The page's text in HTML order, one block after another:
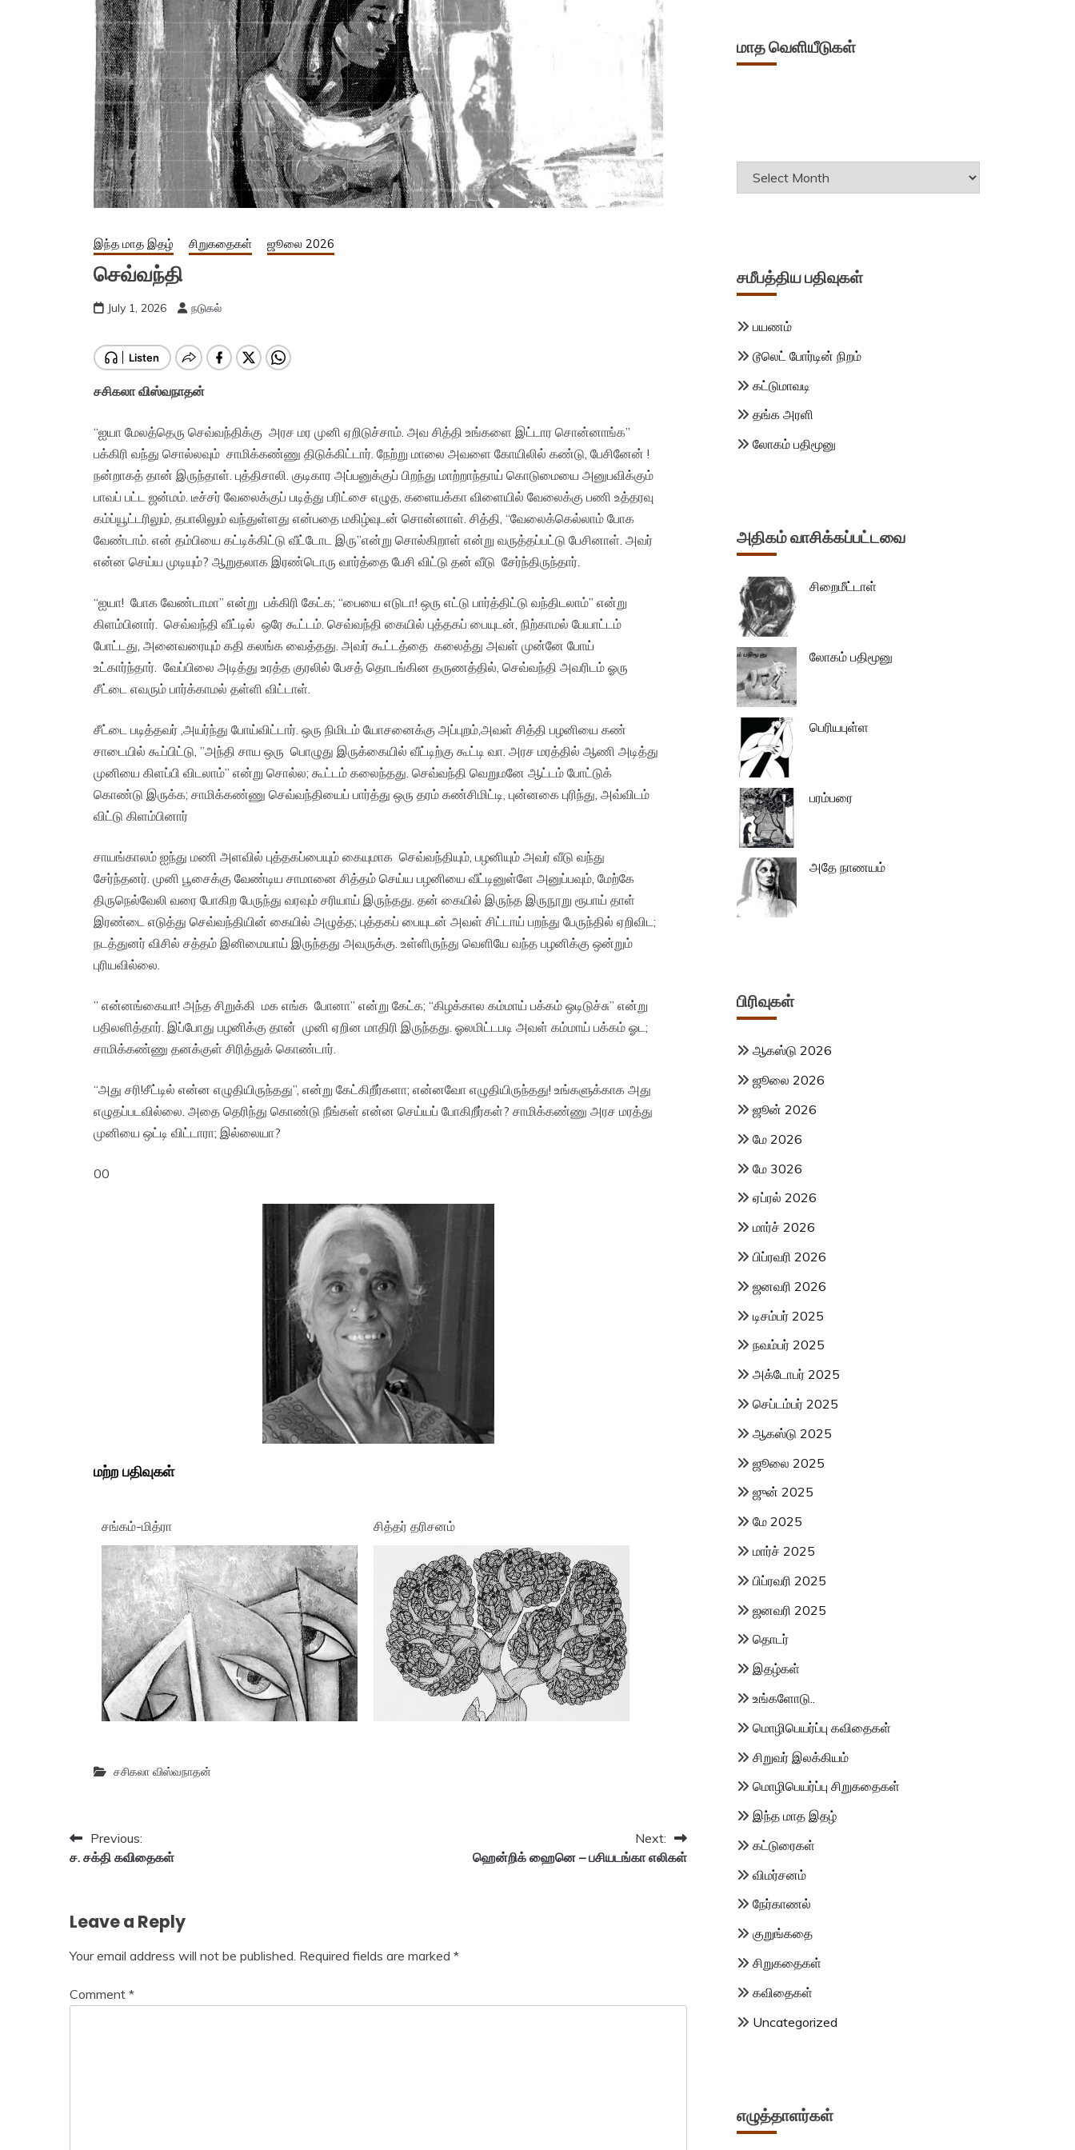
இந்த மாத இதழ் சிறுகதைகள் ஜூலை 2026
செவ்வந்தி
July 1, 2026 நடுகல்
சசிகலா விஸ்வநாதன்
“ஐயா மேலத்தெரு செவ்வந்திக்கு அரச மர முனி ஏறிடுச்சாம். அவ சித்தி உங்களை இட்டார சொன்னாங்க”
பக்கிரி வந்து சொல்லவும் சாமிக்கண்ணு திடுக்கிட்டார். நேற்று மாலை அவளை கோயிலில் கண்டு, பேசினேன் !
நன்றாகத் தான் இருந்தாள். புத்திசாலி. குடிகார அப்பனுக்குப் பிறந்து மாற்றாந்தாய் கொடுமையை அனுபவிக்கும்
பாவப் பட்ட ஜன்மம். டீச்சர் வேலைக்குப் படித்து பரிட்சை எழுத, களையக்கா விளையில் வேலைக்கு பணி உத்தரவு
கம்ப்யூட்டரிலும், தபாலிலும் வந்துள்ளது என்பதை மகிழ்வுடன் சொன்னாள். சித்தி, “வேலைக்கெல்லாம் போக
வேண்டாம். என் தம்பியை கட்டிக்கிட்டு வீட்டோட இரு”என்று சொல்கிறாள் என்று வருத்தப்பட்டு பேசினாள். அவர்
என்ன செய்ய முடியும்? ஆறுதலாக இரண்டொரு வார்த்தை பேசி விட்டு தன் வீடு சேர்ந்திருந்தார்.
“ஐயா! போக வேண்டாமா” என்று பக்கிரி கேட்க; “பையை எடுடா! ஒரு எட்டு பார்த்திட்டு வந்திடலாம்” என்று
கிளம்பினார். செவ்வந்தி வீட்டில் ஒரே கூட்டம். செவ்வந்தி கையில் புத்தகப் பையுடன், நிற்காமல் பேயாட்டம்
போட்டது, அனைவரையும் கதி கலங்க வைத்தது. அவர் கூட்டத்தை கலைத்து அவள் முன்னே போய்
உட்கார்ந்தார். வேப்பிலை அடித்து உரத்த குரலில் பேசத் தொடங்கின தருணத்தில், செவ்வந்தி அவரிடம் ஓரு
சீட்டை எவரும் பார்க்காமல் தள்ளி விட்டாள்.
சீட்டை படித்தவர் ,அயர்ந்து போய்விட்டார். ஒரு நிமிடம் யோசனைக்கு அப்புறம்,அவள் சித்தி பழனியை கண்
சாடையில் கூப்பிட்டு, ”அந்தி சாய ஒரு பொழுது இருக்கையில் வீட்டிற்கு கூட்டி வா. அரச மரத்தில் ஆணி அடித்து
முனியை கிளப்பி விடலாம்” என்று சொல்ல; கூட்டம் கலைந்தது. செவ்வந்தி வெறுமனே ஆட்டம் போட்டுக்
கொண்டு இருக்க; சாமிக்கண்ணு செவ்வந்தியைப் பார்த்து ஒரு தரம் கண்சிமிட்டி, புன்னகை புரிந்து, அவ்விடம்
விட்டு கிளம்பினார்
சாயங்காலம் ஐந்து மணி அளவில் புத்தகப்பையும் கையுமாக செவ்வந்தியும், பழனியும் அவர் வீடு வந்து
சேர்ந்தனர். முனி பூசைக்கு வேண்டிய சாமானை சித்தம் செய்ய பழனியை வீட்டினுள்ளே அனுப்பவும், மேற்கே
திருநெல்வேலி வரை போகிற பேருந்து வரவும் சரியாய் இருந்தது. தன் கையில் இருந்த இருநூறு ரூபாய் தாள்
இரண்டை எடுத்து செவ்வந்தியின் கையில் அழுத்த; புத்தகப் பையுடன் அவள் சிட்டாய் பறந்து பேருந்தில் ஏறிவிட;
நடத்துனர் விசில் சத்தம் இனிமையாய் இருந்தது அவருக்கு. உள்ளிருந்து வெளியே வந்த பழனிக்கு ஒன்றும்
புரியவில்லை.
” என்னங்கையா! அந்த சிறுக்கி மக எங்க போனா” என்று கேட்க; “கிழக்கால கம்மாய் பக்கம் ஒடிடுச்சு” என்று
பதிலளித்தார். இப்போது பழனிக்கு தான் முனி ஏறின மாதிரி இருந்தது. ஓலமிட்டபடி அவள் கம்மாய் பக்கம் ஓட;
சாமிக்கண்ணு தனக்குள் சிரித்துக் கொண்டார்.
“அது சரி!சீட்டில் என்ன எழுதியிருந்தது”, என்று கேட்கிறீர்களா; என்னவோ எழுதியிருந்தது! உங்களுக்காக அது
எழுதப்படவில்லை. அதை தெரிந்து கொண்டு நீங்கள் என்ன செய்யப் போகிறீர்கள்? சாமிக்கண்ணு அரச மரத்து
முனியை ஒட்டி விட்டாரா; இல்லையா?
00
மற்ற பதிவுகள்
சங்கம்-மித்ரா சித்தர் தரிசனம்
சசிகலா விஸ்வநாதன்
Post
navigation
Previous:
ச. சக்தி கவிதைகள்
Next:
ஹென்றிக் ஹைனெ – பசியடங்கா எலிகள்
Leave a Reply
Your email address will not be published. Required fields are marked *
Comment *
மாத வெளியீடுகள்
Archives
சமீபத்திய பதிவுகள்
பயணம்
டூலெட் போர்டின் நிறம்
கட்டுமாவடி
தங்க அரளி
லோகம் பதிமூனு
அதிகம் வாசிக்கப்பட்டவை
சிறைமீட்டாள்
லோகம் பதிமூனு
பெரியபுள்ள
பரம்பரை
அதே நாணயம்
பிரிவுகள்
ஆகஸ்டு 2026
ஜூலை 2026
ஜூன் 2026
மே 2026
மே 3026
ஏப்ரல் 2026
மார்ச் 2026
பிப்ரவரி 2026
ஜனவரி 2026
டிசம்பர் 2025
நவம்பர் 2025
அக்டோபர் 2025
செப்டம்பர் 2025
ஆகஸ்டு 2025
ஜூலை 2025
ஜுன் 2025
மே 2025
மார்ச் 2025
பிப்ரவரி 2025
ஜனவரி 2025
தொடர்
இதழ்கள்
உங்களோடு..
மொழிபெயர்ப்பு கவிதைகள்
சிறுவர் இலக்கியம்
மொழிபெயர்ப்பு சிறுகதைகள்
இந்த மாத இதழ்
கட்டுரைகள்
விமர்சனம்
நேர்காணல்
குறுங்கதை
சிறுகதைகள்
கவிதைகள்
Uncategorized
எழுத்தாளர்கள்